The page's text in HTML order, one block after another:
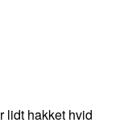
lidt hakket hvid